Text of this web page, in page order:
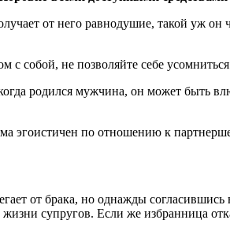
от него равнодушие, такой уж
с собой, не позволяйте себе
родился мужчина, он может быть
эгоистичен по отношению к
от брака, но однажды
супругов. Если же избранница